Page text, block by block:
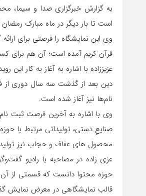
به گزارش خبرگزاری صدا و سیما،
است تا بار دیگر در ماه مبارک
وی این نمایشگاه را فرصتی برای
قرآن کریم آمده است؛ آن هم برای
دین بعد از گذشت سه سال دوری از
نام‌ها نیز آغاز شده است.
صنایعِ دستی، تولیداتی مرتبط با
محصول های عفاف و حجاب نیز تولید
عزی زاده در مصاحبه با رادیو
حوزه محتوا دانست که قسمتی از آن
قالب نمایشگاهی در معرض نمایش